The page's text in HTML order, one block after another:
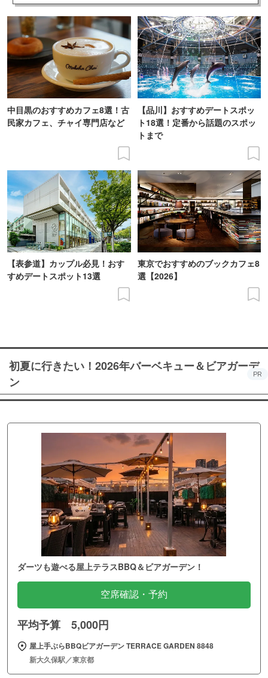
中目黒のおすすめカフェ8選！古
民家カフェ、チャイ専門店など
【品川】おすすめデートスポッ
ト18選！定番から話題のスポッ
トまで
【表参道】カップル必見！おす
すめデートスポット13選
東京でおすすめのブックカフェ8
選【2026】
初夏に行きたい！2026年バーベキュー＆ビアガーデ
ン
PR
ダーツも遊べる屋上テラスBBQ＆ビアガーデン！
空席確認・予約
平均予算 5,000円
屋上手ぶらBBQビアガーデン TERRACE GARDEN 8848
新大久保駅／東京都